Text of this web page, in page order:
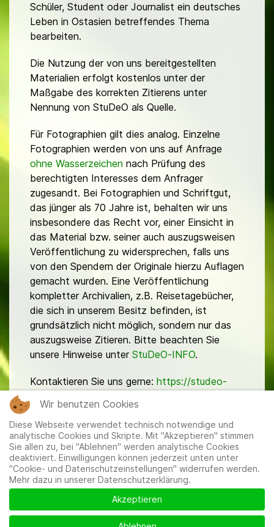
Schüler, Student oder Journalist ein deutsches
Leben in Ostasien betreffendes Thema
bearbeiten.
Die Nutzung der von uns bereitgestellten
Materialien erfolgt kostenlos unter der
Maßgabe des korrekten Zitierens unter
Nennung von StuDeO als Quelle.
Für Fotographien gilt dies analog. Einzelne
Fotographien werden von uns auf Anfrage
ohne Wasserzeichen nach Prüfung des
berechtigten Interesses dem Anfrager
zugesandt. Bei Fotographien und Schriftgut,
das jünger als 70 Jahre ist, behalten wir uns
insbesondere das Recht vor, einer Einsicht in
das Material bzw. seiner auch auszugsweisen
Veröffentlichung zu widersprechen, falls uns
von den Spendern der Originale hierzu Auflagen
gemacht wurden. Eine Veröffentlichung
kompletter Archivalien, z.B. Reisetagebücher,
die sich in unserem Besitz befinden, ist
grundsätzlich nicht möglich, sondern nur das
auszugsweise Zitieren. Bitte beachten Sie
unsere Hinweise unter StuDeO-INFO.
Kontaktieren Sie uns gerne: https://studeo-
Mitglieder|Impressum|Datenschutzerklärung|Cookie-
und Datenschutzeinstellungen
Wir benutzen Cookies
Diese Webseite verwendet technisch notwendige und
analytische Cookies und Skripte. Mit "Akzeptieren" stimmen
Sie allen zu, bei "Ablehnen" werden analytische Cookies
deaktiviert. Einwilligungen können jederzeit unten unter
"Cookie- und Datenschutzeinstellungen" widerrufen werden.
Mehr dazu in unserer Datenschutzerklärung.
Akzeptieren